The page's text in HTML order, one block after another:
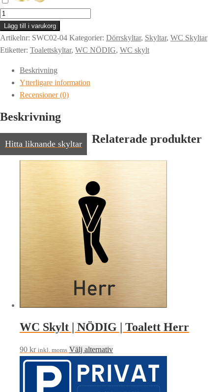
WC
Skylt
NÖDIG
Skötrum
mängd
Lägg till i varukorg
Artikelnr: SWC02-04 Kategorier: Dörrskyltar, Skyltar, WC Skyltar
Etiketter: Toalettskyltar, WC NÖDIG, WC skylt
Beskrivning
Ytterligare information
Recensioner (0)
Beskrivning
Hitta liknande skyltar Relaterade produkter
WC Skylt | NÖDIG | Toalett Herr
90 kr inkl. moms Välj alternativDen
produkten
har